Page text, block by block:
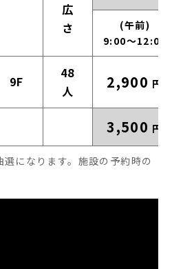
広
さ
午前：
(午前)
9:00～12:00
9F
48
人
2,900 円
3,500 円
になります。施設の予約時の